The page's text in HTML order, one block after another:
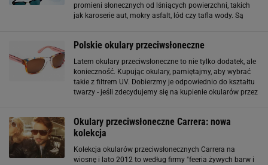
promieni słonecznych od lśniących powierzchni, takich
jak karoserie aut, mokry asfalt, lód czy tafla wody. Są
Polskie okulary przeciwsłoneczne
Latem okulary przeciwsłoneczne to nie tylko dodatek, ale
konieczność. Kupując okulary, pamiętajmy, aby wybrać
takie z filtrem UV. Dobierzmy je odpowiednio do kształtu
twarzy - jeśli zdecydujemy się na kupienie okularów przez
Okulary przeciwsłoneczne Carrera: nowa
kolekcja
Kolekcja okularów przeciwsłonecznych Carrera na
wiosnę i lato 2012 to według firmy "feeria żywych barw i